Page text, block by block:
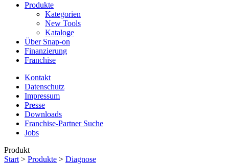
Produkte
Kategorien
New Tools
Kataloge
Über Snap-on
Finanzierung
Franchise
Kontakt
Datenschutz
Impressum
Presse
Downloads
Franchise-Partner Suche
Jobs
Produkt
Start > Produkte > Diagnose